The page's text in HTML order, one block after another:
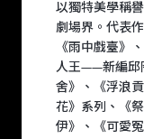
以獨特美學稱
劇場界。代表
《雨中戲臺》
人王——新編邱
舍》、《浮浪
花》系列、《
伊》、《可愛